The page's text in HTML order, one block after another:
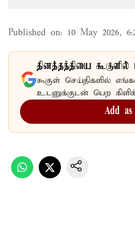
Published on: 10 May 2026,
தினத்தந்தியை
கூகுள் செய்திகளில்
உடனுக்குடன் பெற
Add